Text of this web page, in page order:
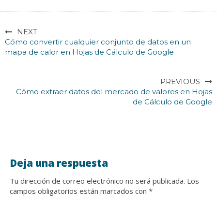
NEXT
Cómo convertir cualquier conjunto de datos en un
mapa de calor en Hojas de Cálculo de Google
PREVIOUS
Cómo extraer datos del mercado de valores en Hojas
de Cálculo de Google
Deja una respuesta
Tu dirección de correo electrónico no será publicada. Los
campos obligatorios están marcados con *